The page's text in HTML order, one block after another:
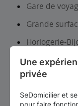
Gare de
Grande
Horlogerie-
Hypermarché
Infirmier
Information
Une
privée
SeDomicilier et
pour faire